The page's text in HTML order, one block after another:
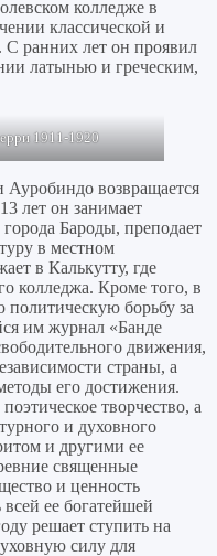
колледже в
классической и
С ранних лет он проявил
латынью и греческим,
1911-1920
Ауробиндо возвращается
лет он занимает
Бароды, преподает
в местном
в Калькутту, где
колледжа. Кроме того, в
борьбу за
им журнал «Банде
движения,
страны, а
его достижения.
творчество, а
и духовного
и другими ее
священные
и ценность
ее богатейшей
решает ступить на
силу для